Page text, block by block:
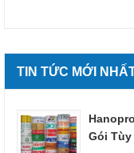
TIN TỨC MỚI
Gói